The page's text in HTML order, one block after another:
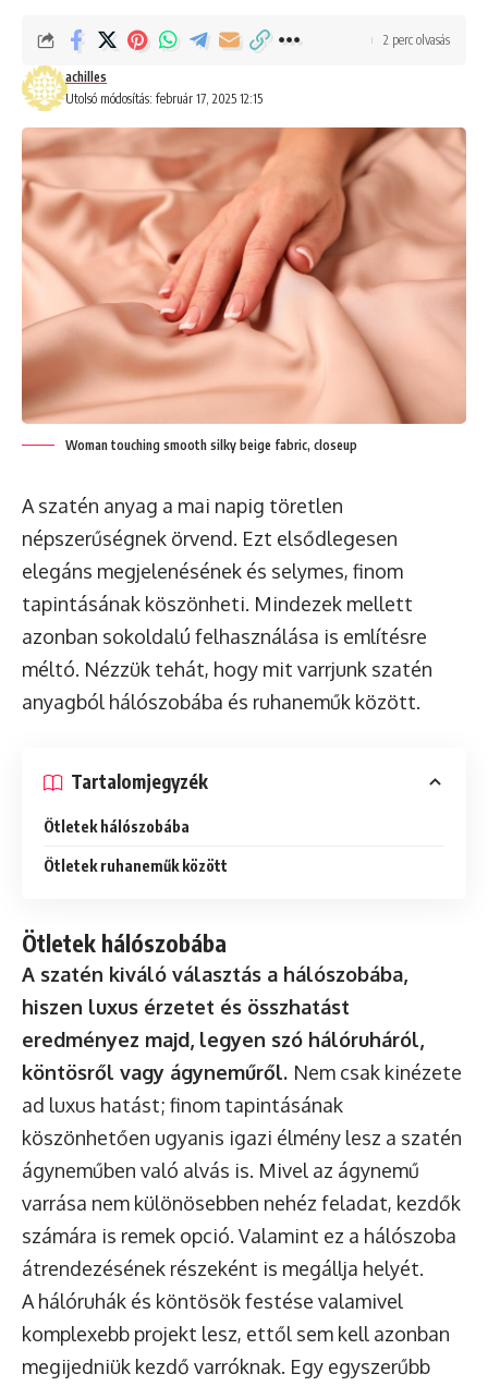
Utolsó módosítás: február 17, 2025 12:15
achilles
2 perc olvasás
Woman touching smooth silky beige fabric, closeup
A szatén anyag a mai napig töretlen
népszerűségnek örvend. Ezt elsődlegesen
elegáns megjelenésének és selymes, finom
tapintásának köszönheti. Mindezek mellett
azonban sokoldalú felhasználása is említésre
méltó. Nézzük tehát, hogy mit varrjunk szatén
anyagból hálószobába és ruhaneműk között.
Tartalomjegyzék
Ötletek hálószobába
Ötletek ruhaneműk között
Ötletek hálószobába
A szatén kiváló választás a hálószobába,
hiszen luxus érzetet és összhatást
eredményez majd, legyen szó hálóruháról,
köntösről vagy ágyneműről. Nem csak kinézete
ad luxus hatást; finom tapintásának
köszönhetően ugyanis igazi élmény lesz a szatén
ágyneműben való alvás is. Mivel az ágynemű
varrása nem különösebben nehéz feladat, kezdők
számára is remek opció. Valamint ez a hálószoba
átrendezésének részeként is megállja helyét.
A hálóruhák és köntösök festése valamivel
komplexebb projekt lesz, ettől sem kell azonban
megijedniük kezdő varróknak. Egy egyszerűbb